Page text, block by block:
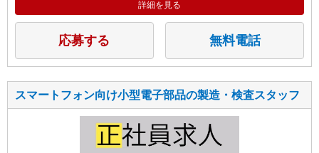
詳細を見る
応募する 無料電話
スマートフォン向け小型電子部品の製造・検査スタッフ